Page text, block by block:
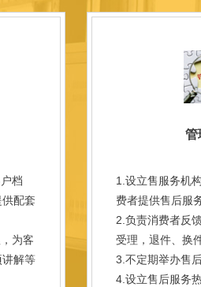
信誉良好的原则。 热诚欢迎
档
配套
为客
讲解等
管
1.设立售服务机
费者提供售后服
2.负责消费者反
受理，退件、换
3.不定期举办售
4.设立售后服务